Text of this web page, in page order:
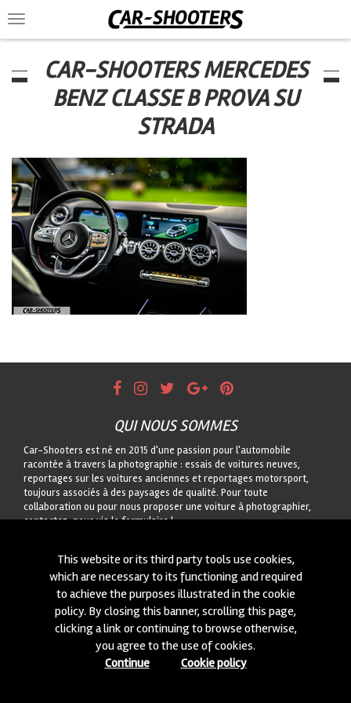
Toggle
navigation
CAR-SHOOTERS MERCEDES
BENZ CLASSE B PROVA SU
STRADA
QUI NOUS SOMMES
Car-Shooters est né en 2015 d'une passion pour l'automobile
racontée à travers la photographie : essais de voitures neuves,
reportages sur les voitures anciennes et reportages motorsport,
toujours associés à des paysages de qualité. Pour toute
collaboration ou pour nous proposer une voiture à photographier,
contactez-nous via le formulaire !
CONTACTEZ-NOUS
On est toujours intéressés à des nouvelles collaborations ou à
nouvelles voitures à photographier! Ecrivez-nous à travers notre
moduleiçi!
© 2015-2026 CAR-SHOOTERS. ALL RIGHTS RESERVED.
This website or its third party tools use cookies,
which are necessary to its functioning and required
to achieve the purposes illustrated in the cookie
policy. By closing this banner, scrolling this page,
clicking a link or continuing to browse otherwise,
you agree to the use of cookies.
Continue
Cookie policy